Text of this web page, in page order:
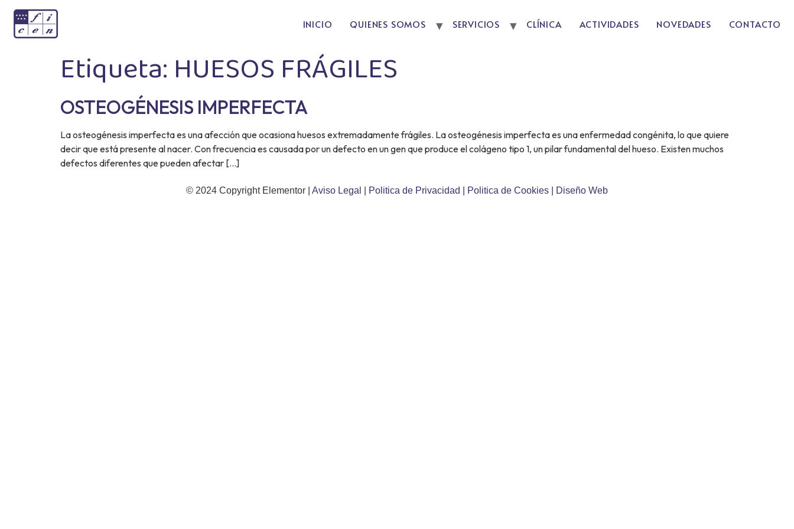
INICIO QUIENES SOMOS SERVICIOS CLÍNICA ACTIVIDADES NOVEDADES CONTACTO
Etiqueta: HUESOS FRÁGILES
OSTEOGÉNESIS IMPERFECTA
La osteogénesis imperfecta es una afección que ocasiona huesos extremadamente frágiles. La osteogénesis imperfecta es una enfermedad congénita, lo que quiere
decir que está presente al nacer. Con frecuencia es causada por un defecto en un gen que produce el colágeno tipo 1, un pilar fundamental del hueso. Existen muchos
defectos diferentes que pueden afectar […]
© 2024 Copyright Elementor | Aviso Legal Politica de Privacidad Politica de Cookies Diseño Web